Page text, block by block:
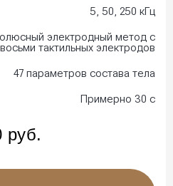
5, 50, 250 кГц
электродный метод с
тактильных электродов
47 параметров состава тела
Примерно 30 с
руб.